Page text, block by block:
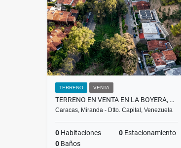
TERRENO VENTA
TERRENO EN VENTA EN LA BOYERA, EL HATILLO | 4.284 M²
Caracas, Miranda - Dtto. Capital, Venezuela
0 Habitaciones 0 Estacionamiento
0 Baños